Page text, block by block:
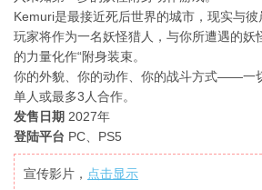
Kemuri是最接近死后世界的城市，现实与彼
玩家将作为一名妖怪猎人，与你所遭遇的妖
的力量化作“附身装束。
你的外貌、你的动作、你的战斗方式——一
单人或最多3人合作。
发售日期 2027年
登陆平台 PC、PS5
宣传影片， 点击显示